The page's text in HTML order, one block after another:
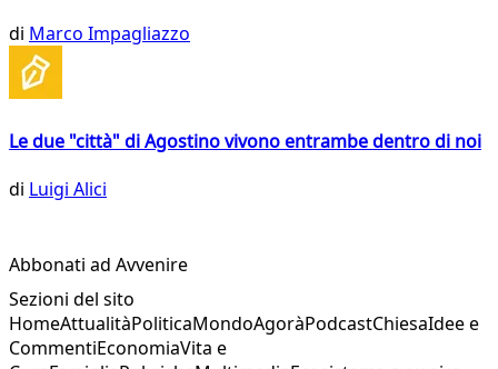
di Marco Impagliazzo
Le due "città" di Agostino vivono entrambe dentro di noi
di Luigi Alici
Abbonati ad Avvenire
Sezioni del sito
HomeAttualitàPoliticaMondoAgoràPodcastChiesaIdee e
CommentiEconomiaVita e